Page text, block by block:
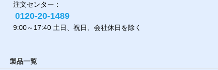
注文センター：
0120-20-1489
9:00～17:40 土日、祝日、会社休日を除く
製品一覧